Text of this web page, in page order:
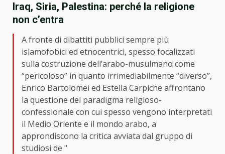
Iraq, Siria, Palestina: perché la religione
non c’entra
A fronte di dibattiti pubblici sempre più
islamofobici ed etnocentrici, spesso focalizzati
sulla costruzione dell’arabo-musulmano come
“pericoloso” in quanto irrimediabilmente “diverso”,
Enrico Bartolomei ed Estella Carpiche affrontano
la questione del paradigma religioso-
confessionale con cui spesso vengono interpretati
il Medio Oriente e il mondo arabo, a
approndiscono la critica avviata dal gruppo di
studiosi de "